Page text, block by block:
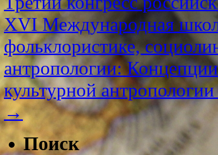
XVI Международная
фольклористике,
антропологии:
культурной
→
Поиск